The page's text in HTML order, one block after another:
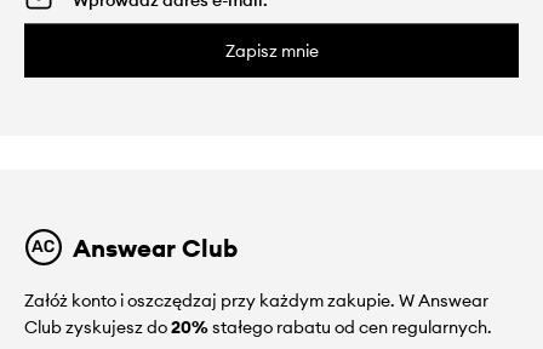
Zapisz mnie
Answear Club
Załóż konto i oszczędzaj przy każdym zakupie. W Answear
Club zyskujesz do20%stałego rabatu od cen regularnych.